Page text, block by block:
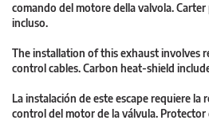
comando del motore della valvola.
incluso.
The installation of this exhaust involves
control cables. Carbon heat-shield
La instalación de este escape requiere la
control del motor de la válvula.